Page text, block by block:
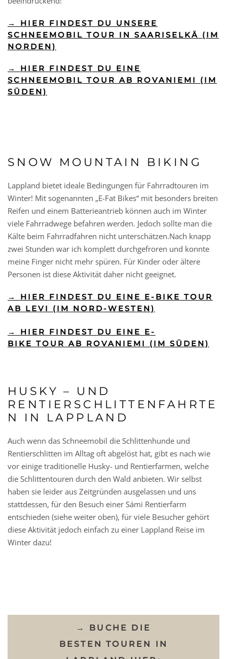
→ HIER FINDEST DU UNSERE
SCHNEEMOBIL TOUR IN SAARISELKÄ (IM
NORDEN)
→ HIER FINDEST DU EINE
SCHNEEMOBIL TOUR AB ROVANIEMI (IM
SÜDEN)
SNOW MOUNTAIN BIKING
Lappland bietet ideale Bedingungen für Fahrradtouren im
Winter! Mit sogenannten „E-Fat Bikes“ mit besonders breiten
Reifen und einem Batterieantrieb können auch im Winter
viele Fahrradwege befahren werden. Jedoch sollte man die
Kälte beim Fahrradfahren nicht unterschätzen.Nach knapp
zwei Stunden war ich komplett durchgefroren und konnte
meine Finger nicht mehr spüren. Für Kinder oder ältere
Personen ist diese Aktivität daher nicht geeignet.
→ HIER FINDEST DU EINE E-BIKE TOUR
AB LEVI (IM NORD-WESTEN)
→ HIER FINDEST DU EINE E-
BIKE TOUR AB ROVANIEMI (IM SÜDEN)
HUSKY – UND
RENTIERSCHLITTENFAHRTE
N IN LAPPLAND
Auch wenn das Schneemobil die Schlittenhunde und
Rentierschlitten im Alltag oft abgelöst hat, gibt es nach wie
vor einige traditionelle Husky- und Rentierfarmen, welche
die Schlittentouren durch den Wald anbieten. Wir selbst
haben sie leider aus Zeitgründen ausgelassen und uns
stattdessen, für den Besuch einer Sámi Rentierfarm
entschieden (siehe weiter oben), für viele Besucher gehört
diese Aktivität jedoch einfach zu einer Lappland Reise im
Winter dazu!
→ BUCHE DIE
BESTEN TOUREN IN